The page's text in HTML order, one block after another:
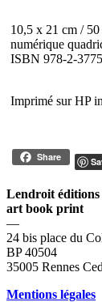
10,5 x 21 cm / 50
numérique
ISBN 978-2-
Imprimé sur HP
Share
Lendroit éditions
art book print
—
24 bis place du
BP 40504
35005 Rennes
Mentions légales